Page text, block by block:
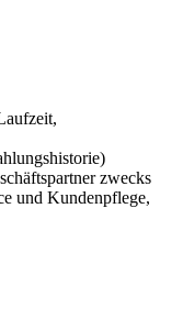
zwecks
und Kundenpflege,